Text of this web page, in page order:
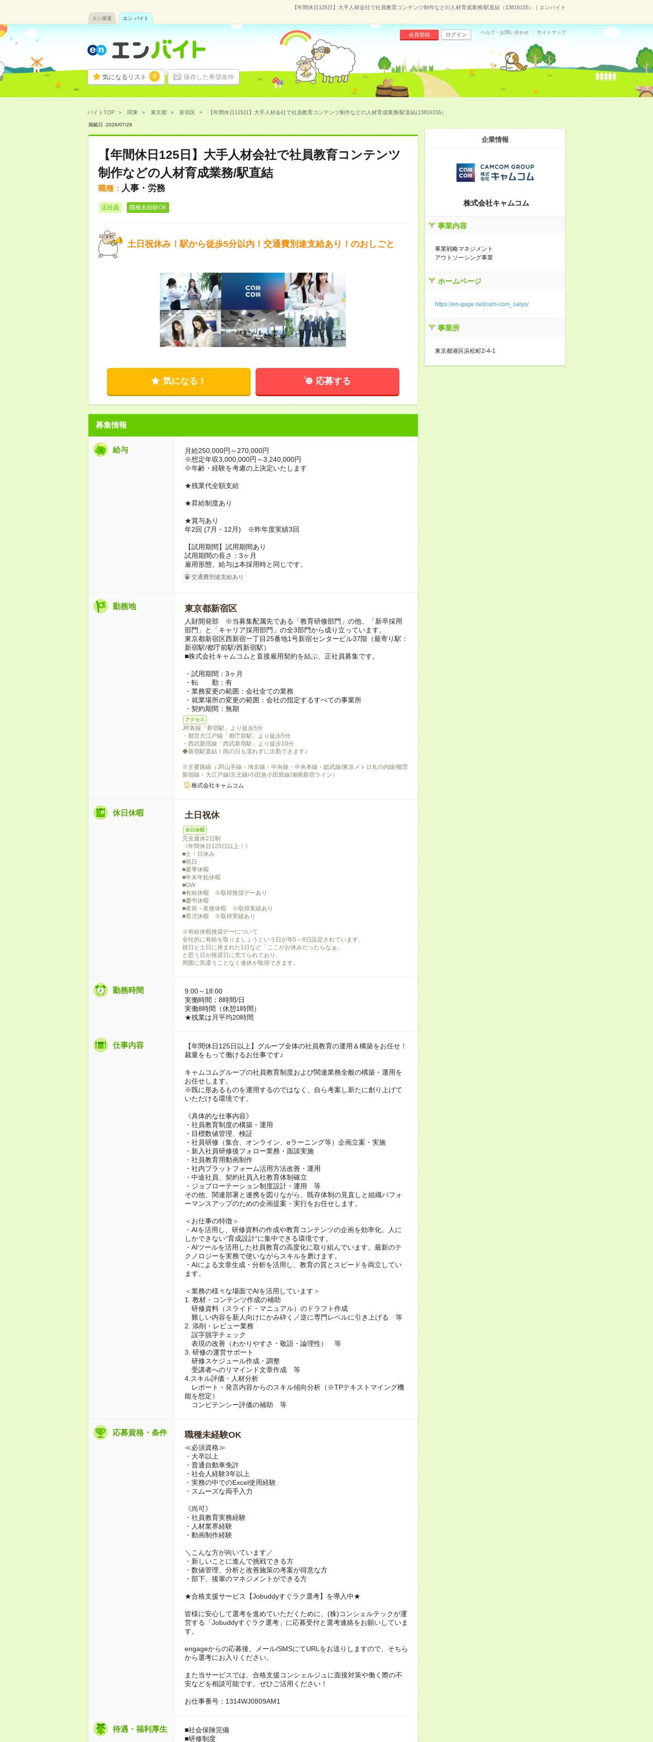
【年間休日125日】大手人材会社で社員教育コンテンツ制作などの人材育成業務/駅直結（13816155）｜エンバイト
エン派遣 エン バイト
気になるリスト 0 保存した希望条件
会員登録 ログイン ヘルプ・お問い合わせ サイトマップ
バイトTOP 関東 東京都 新宿区 【年間休日125日】大手人材会社で社員教育コンテンツ制作などの人材育成業務/駅直結(13816155）
掲載日 :2026/07/28
【年間休日125日】大手人材会社で社員教育コンテンツ
制作などの人材育成業務/駅直結
職種： 人事・労務
正社員 職種未経験OK
土日祝休み！駅から徒歩5分以内！交通費別途支給あり！のおしごと
気になる！ 応募する
募集情報
給与
月給250,000円～270,000円
※想定年収3,000,000円～3,240,000円
※年齢・経験を考慮の上決定いたします
★残業代全額支給
★昇給制度あり
★賞与あり
年2回 (7月・12月) ※昨年度実績3回
【試用期間】試用期間あり
試用期間の長さ：3ヶ月
雇用形態、給与は本採用時と同じです。
交通費別途支給あり
勤務地 東京都新宿区
人財開発部 ※当募集配属先である「教育研修部門」の他、「新卒採用
部門」と「キャリア採用部門」の全3部門から成り立っています。
東京都新宿区西新宿一丁目25番地1号新宿センタービル37階（最寄り駅：
新宿駅/都庁前駅/西新宿駅）
■株式会社キャムコムと直接雇用契約を結ぶ、正社員募集です。
・試用期間：3ヶ月
・転 勤：有
・業務変更の範囲：会社全ての業務
・就業場所の変更の範囲：会社の指定するすべての事業所
・契約期間：無期
アクセス
JR各線「新宿駅」より徒歩5分
・都営大江戸線「都庁前駅」より徒歩5分
・西武新宿線「西武新宿駅」より徒歩10分
◆新宿駅直結！雨の日も濡れずに出勤できます♪
※主要路線（JR山手線・埼京線・中央線・中央本線・総武線/東京メトロ丸の内線/都営
新宿線・大江戸線/京王線/小田急小田原線/湘南新宿ライン）
株式会社キャムコム
休日休暇 土日祝休
休日休暇
完全週休2日制
《年間休日125日以上！》
■土・日休み
■祝日
■夏季休暇
■年末年始休暇
■GW
■有給休暇 ※取得推奨デーあり
■慶弔休暇
■産前・産後休暇 ※取得実績あり
■育児休暇 ※取得実績あり
※有給休暇推奨デーについて
全社的に有給を取りましょうという日が年5～8日設定されています。
祝日と土日に挟まれた1日など「ここがお休みだったらなぁ」
と思う日が推奨日に充てられており、
周囲に気遣うことなく連休が取得できます。
勤務時間
9:00～18:00
実働時間：8時間/日
実働8時間（休憩1時間）
★残業は月平均20時間
仕事内容
【年間休日125日以上】グループ全体の社員教育の運用＆構築をお任せ！
裁量をもって働けるお仕事です♪
キャムコムグループの社員教育制度および関連業務全般の構築・運用を
お任せします。
※既に形あるものを運用するのではなく、自ら考案し新たに創り上げて
いただける環境です。
《具体的な仕事内容》
・社員教育制度の構築・運用
・目標数値管理、検証
・社員研修（集合、オンライン、eラーニング等）企画立案・実施
・新入社員研修後フォロー業務・面談実施
・社員教育用動画制作
・社内プラットフォーム活用方法改善・運用
・中途社員、契約社員入社教育体制確立
・ジョブローテーション制度設計・運用 等
その他、関連部署と連携を図りながら、既存体制の見直しと組織パフォ
ーマンスアップのための企画提案・実行をお任せします。
＜お仕事の特徴＞
・AIを活用し、研修資料の作成や教育コンテンツの企画を効率化。人に
しかできない“育成設計”に集中できる環境です。
・AIツールを活用した社員教育の高度化に取り組んでいます。最新のテ
クノロジーを実務で使いながらスキルを磨けます。
・AIによる文章生成・分析を活用し、教育の質とスピードを両立してい
ます。
＜業務の様々な場面でAIを活用しています＞
1. 教材・コンテンツ作成の補助
研修資料（スライド・マニュアル）のドラフト作成
難しい内容を新人向けにかみ砕く／逆に専門レベルに引き上げる 等
2. 添削・レビュー業務
誤字脱字チェック
表現の改善（わかりやすさ・敬語・論理性） 等
3. 研修の運営サポート
研修スケジュール作成・調整
受講者へのリマインド文章作成 等
4.スキル評価・人材分析
レポート・発言内容からのスキル傾向分析（※TPテキストマイング機
能を想定）
コンピテンシー評価の補助 等
応募資格・条件 職種未経験OK
≪必須資格≫
・大卒以上
・普通自動車免許
・社会人経験3年以上
・実務の中でのExcel使用経験
・スムーズな両手入力
《尚可》
・社員教育実務経験
・人材業界経験
・動画制作経験
＼こんな方が向いています／
・新しいことに進んで挑戦できる方
・数値管理、分析と改善施策の考案が得意な方
・部下、後輩のマネジメントができる方
★合格支援サービス【Jobuddyすぐラク選考】を導入中★
皆様に安心して選考を進めていただくために、(株)コンシェルテックが運
営する「Jobuddyすぐラク選考」に応募受付と選考連絡をお願いしていま
す。
engageからの応募後、メール/SMSにてURLをお送りしますので、そちら
から選考にお入りください。
また当サービスでは、合格支援コンシェルジュに面接対策や働く際の不
安などを相談可能です。ぜひご活用ください！
お仕事番号：1314WJ0809AM1
待遇・福利厚生
■社会保険完備
■研修制度
企業情報
株式会社キャムコム
事業内容
事業戦略マネジメント
アウトソーシング事業
ホームページ
https://en-gage.net/cam-com_saiyo/
事業所
東京都港区浜松町2-4-1